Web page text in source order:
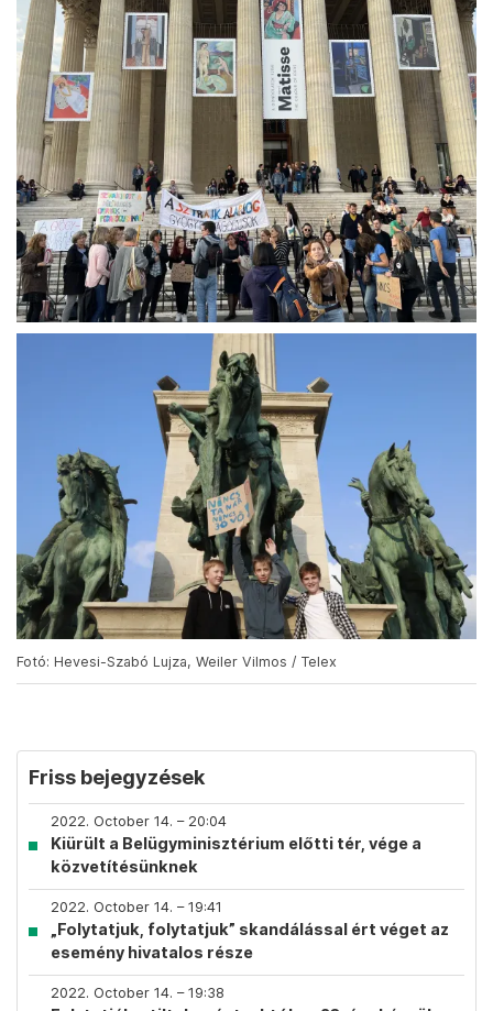
Fotó: Hevesi-Szabó Lujza, Weiler Vilmos / Telex
Friss bejegyzések
2022. October 14. – 20:04
Kiürült a Belügyminisztérium előtti tér, vége a
közvetítésünknek
2022. October 14. – 19:41
„Folytatjuk, folytatjuk” skandálással ért véget az
esemény hivatalos része
2022. October 14. – 19:38